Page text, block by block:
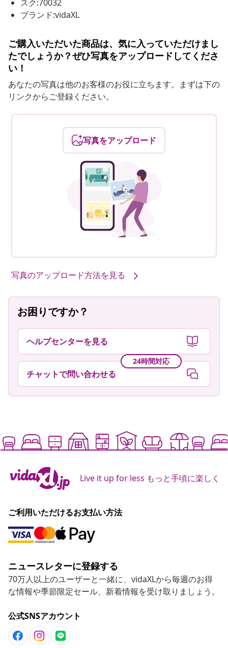
スク:70032
ブランド:vidaXL
ご購入いただいた商品は、気に入っていただけまし
たでしょうか？ぜひ写真をアップロードしてくださ
い！
あなたの写真は他のお客様のお役に立ちます。まずは下の
リンクからご登録ください。
写真をアップロード
写真のアップロード方法を見る
お困りですか？
ヘルプセンターを見る
24時間対応
チャットで問い合わせる
Live it up for less もっと手頃に楽しく
ご利用いただけるお支払い方法
ニュースレターに登録する
70万人以上のユーザーと一緒に、vidaXLから毎週のお得
な情報や季節限定セール、新着情報を受け取りましょう。
公式SNSアカウント